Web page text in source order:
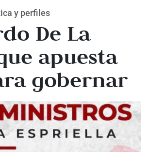
y perfiles
De La
apuesta
gobernar